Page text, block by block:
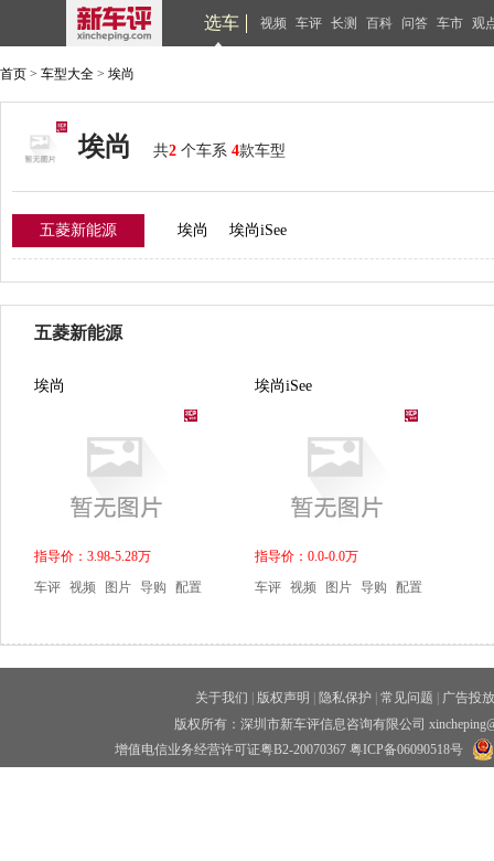
选车 视频 车评 长测 百科 问答 车市 观
首页 > 车型大全 > 埃尚
埃尚 共2 个车系 4款车型
五菱新能源 埃尚 埃尚iSee
五菱新能源
埃尚
指导价：3.98-5.28万
车评 视频 图片 导购 配置
埃尚iSee
指导价：0.0-0.0万
车评 视频 图片 导购 配置
关于我们 版权声明 隐私保护 常见问题
广告投放
版权所有：深圳市新车评信息咨询有限公司
增值电信业务经营许可证粤B2-20070367 粤ICP备06090518号